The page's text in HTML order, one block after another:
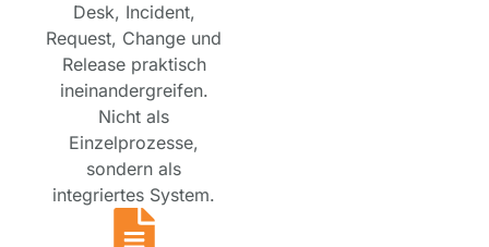
Desk, Incident,
Request, Change und
Release praktisch
ineinandergreifen.
Nicht als
Einzelprozesse,
sondern als
integriertes System.